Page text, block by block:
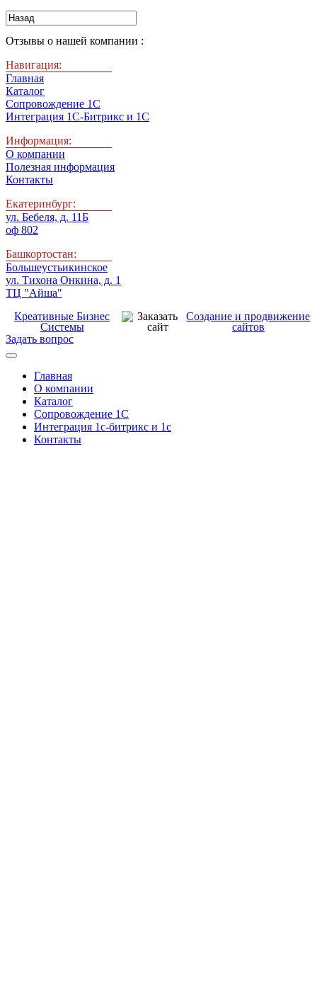
Отзывы о нашей компании :
Навигация:
Главная
Каталог
Сопровождение 1С
Интеграция 1С-Битрикс и 1С
Информация:
О компании
Полезная информация
Контакты
Екатеринбург:
ул. Бебеля, д. 11Б
оф 802
Башкортостан:
Большеустьикинское
ул. Тихона Онкина, д. 1
ТЦ "Айша"
Креативные Бизнес
Системы
Создание и продвижение
сайтов
Задать вопрос
Главная
О компании
Каталог
Сопровождение 1С
Интеграция 1с-битрикс и 1с
Контакты